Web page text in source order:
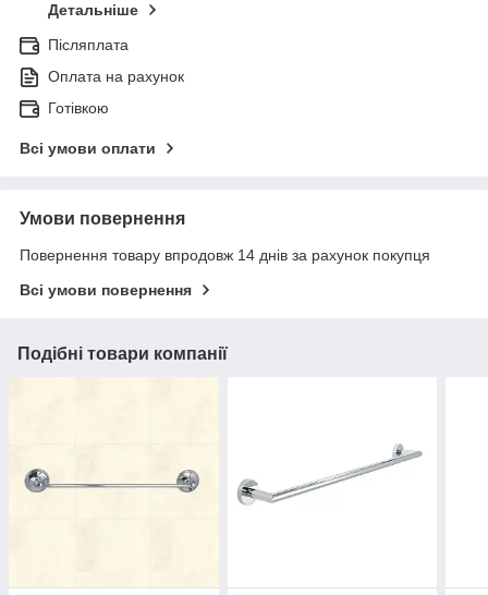
Детальніше
Післяплата
Оплата на рахунок
Готівкою
Всі умови оплати
Умови повернення
Повернення товару впродовж 14 днів за рахунок покупця
Всі умови повернення
Подібні товари компанії